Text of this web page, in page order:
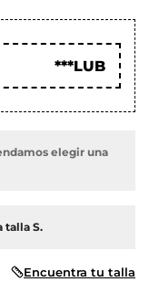
***LUB
elegir una
talla S.
Encuentra tu talla